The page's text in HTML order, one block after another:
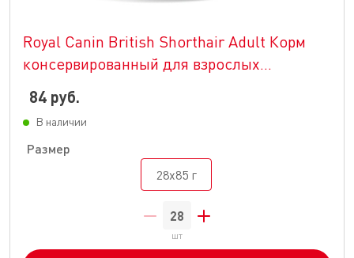
Royal Canin British Shorthair Adult Корм
консервированный для взрослых
британских короткошерстных кошек,соус
84 руб.
В наличии
Размер
28x85 г
шт